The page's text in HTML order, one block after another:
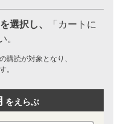
選択し、
「カートに
。
購読が対象となり、
。
をえらぶ